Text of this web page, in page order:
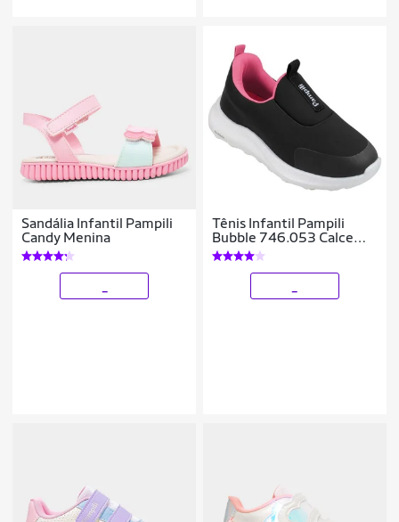
Sandália Infantil Pampili
Candy Menina
Tênis Infantil Pampili
Bubble 746.053 Calce
Fácil